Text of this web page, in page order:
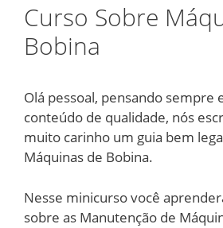
Curso Sobre
Bobina
Olá pessoal, pensando sempre
conteúdo de qualidade, nós
muito carinho um guia bem
Máquinas de Bobina.
Nesse minicurso você
sobre as Manutenção de